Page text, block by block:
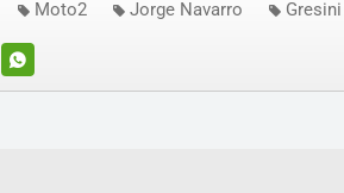
WHATSAPP
Moto2 Jorge Navarro